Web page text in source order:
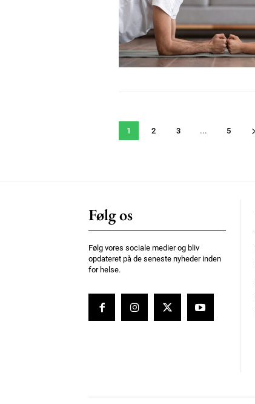
1 2 3 ... 5
Følg os
Følg vores sociale medier og bliv
opdateret på de seneste nyheder inden
for helse.